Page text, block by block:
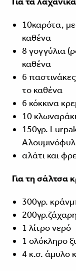
10καρότα,
καθένα
8 γογγύλια
καθένα
6
το καθένα
6 κόκκινα
10
150γρ.
αλάτι και
Για τη σάλτσα
300γρ.
200γρ.ζάχαρη
1 λίτρο νερό
1 ολόκληρο
4 κ.σ. άμυλο